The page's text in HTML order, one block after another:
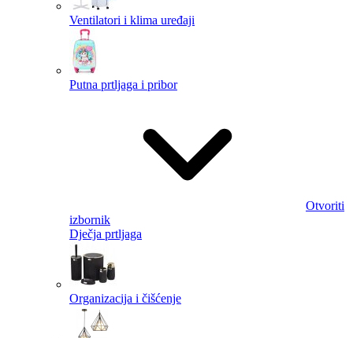
Ventilatori i klima uređaji
Putna prtljaga i pribor
Otvoriti
izbornik
Dječja prtljaga
Organizacija i čišćenje